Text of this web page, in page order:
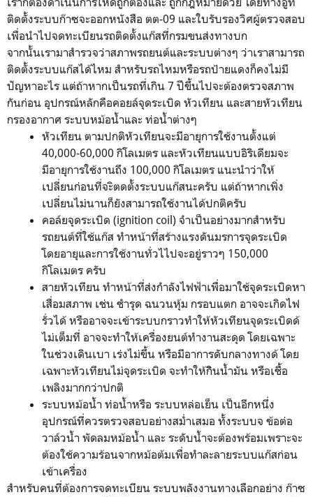
ติดตั้งระบบก๊าซจะออกหนังสือ ตต-09 และใบรับรองวิศผู้ตรวจสอบ
เพื่อนำไปจดทะเบียนรถติดตั้งแก๊สที่กรมขนส่งทางบก
จากนั้นเรามาสำรวจว่าสภาพรถยนต์และระบบต่างๆ ว่าเราสามารถ
ติดตั้งระบบแก๊สได้ไหม สำหรับรถไหมหรือรถป้ายแดงก็คงไม่มี
ปัญหาอะไร แต่ถ้าหากเป็นรถที่เกิน 7 ปีขึ้นไปจะต้องตรวจสภาพ
กันก่อน อุปกรณ์หลักคือคอยล์จุดระเบิด หัวเทียน และสายหัวเทียน
กรองอากาศ ระบบหม้อน้ำและ ท่อน้ำต่างๆ
หัวเทียน ตามปกติหัวเทียนจะมีอายุการใช้งานตั้งแต่
40,000-60,000 กิโลเมตร และหัวเทียนแบบอิริเดียมจะ
มีอายุการใช้งานถึง 100,000 กิโลเมตร แนะนำว่าให้
เปลี่ยนก่อนที่จะิตดตั้งระบบแก๊สนะครับ แต่ถ้าหากเพิ่ง
เปลี่ยนไม่นานก็ยังสามารถใช้งานได้ปกติครับ
คอล์ยจุดระเบิด (ignition coil) จำเป็นอย่างมากสำหรับ
รถยนต์ที่ใช้แก๊ส ทำหน้าที่สร้างแรงดันมรการจุดระเบิด
โดยอายุและการใช้งานทั่วไไปจะอยู่ราวๆ 150,000
กิโลเมตร ครับ
สายหัวเทียน ทำหน้าที่ส่งกำลังไฟฟ้าเพื่อมาใช้จุดระเบิดหา
เสื่อมสภาพ เช่น ชำรุด ฉนวนหุ้ม กรอบแตก อาจจะเกิดไฟ
รั่วได้ หรืออาจจะเข้าระบบกราวทำให้หัวเทียนจุดระเบิดด้
ไม่เต็มที่ อาจจะทำให้เครื่องยนต์ทำงานสะดุด โดยเฉพาะ
ในช่วงเดินเบา เร่งไม่ขึ้น หรือมีอาการดับกลางทางด้ โดย
เฉพาะหัวเทียนไม่จุดระเบิด จะทำให้กิินน้ำมัน หรือเชื้อ
เพลิงมากกว่าปกติ
ระบบหม้อน้ำ ท่อน้ำหรือ ระบบหล่อเย็น เป็นอีกหนึ่ง
อุปกรณ์ที่ควรตรวจสอบอย่างสม่ำเสมอ ทั้งระบบจ ข้อต่อ
วาล์วน้ำ พัดลมหม้อน้ำ และ ระดับน้ำจะต้องพร้อมเพราะจะ
ต้องใช้ความร้อนจากหม้อต้มเพื่อทำละลายระบบแก๊สก่อน
เข้าเครื่อง
สำหรับคนที่ต้องการจดทะเบียน ระบบพลังงานทางเลือกอย่าง ก๊าซ